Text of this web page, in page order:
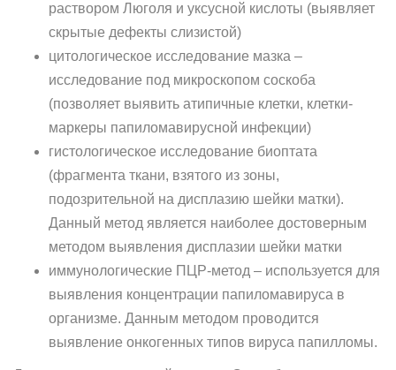
раствором Люголя и уксусной кислоты (выявляет
скрытые дефекты слизистой)
цитологическое исследование мазка –
исследование под микроскопом соскоба
(позволяет выявить атипичные клетки, клетки-
маркеры папиломавирусной инфекции)
гистологическое исследование биоптата
(фрагмента ткани, взятого из зоны,
подозрительной на дисплазию шейки матки).
Данный метод является наиболее достоверным
методом выявления дисплазии шейки матки
иммунологические ПЦР-метод – используется для
выявления концентрации папиломавируса в
организме. Данным методом проводится
выявление онкогенных типов вируса папилломы.